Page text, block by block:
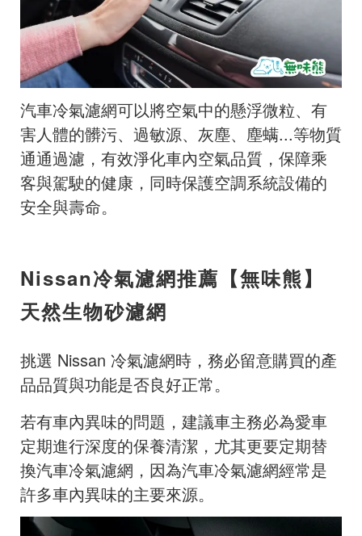
汽車冷氣濾網可以將空氣中的懸浮微粒、有
害人體的髒污、過敏源、灰塵、塵螨...等物質
通通過濾，有效淨化車內空氣品質，保障乘
客與駕駛的健康，同時保護空調系統設備的
安全與壽命。
Nissan冷氣濾網推薦【無味熊】
天然生物砂濾網
挑選 Nissan 冷氣濾網時，務必留意購買的產
品品質與功能是否良好正常。
若有車內異味的問題，建議車主務必為愛車
定期進行深度的保養清潔，尤其更要定期替
換汽車冷氣濾網，因為汽車冷氣濾網經常是
許多車內異味的主要來源。